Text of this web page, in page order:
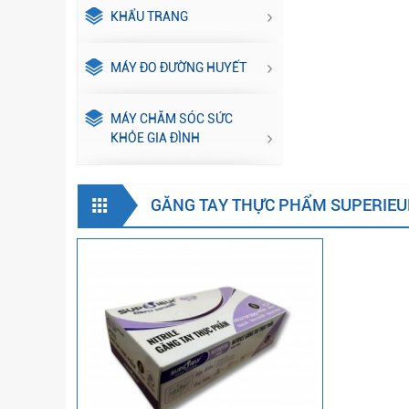
KHẨU TRANG
MÁY ĐO ĐƯỜNG HUYẾT
MÁY CHĂM SÓC SỨC
KHỎE GIA ĐÌNH
GĂNG TAY THỰC PHẨM